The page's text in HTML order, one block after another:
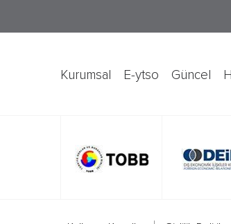
kurumsal e-ytso güncel